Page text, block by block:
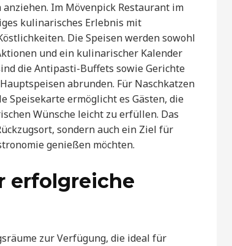
Im Mövenpick Restaurant im
kulinarisches Erlebnis mit
Die Speisen werden sowohl
und ein kulinarischer Kalender
die Antipasti-Buffets sowie Gerichte
abrunden. Für Naschkatzen
Speisekarte ermöglicht es Gästen, die
Wünsche leicht zu erfüllen. Das
sondern auch ein Ziel für
genießen möchten.
erfolgreiche
zur Verfügung, die ideal für